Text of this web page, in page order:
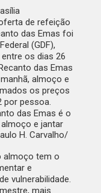
de refeição
das Emas foi
(GDF),
os dias 26
das Emas
almoço e
os preços
por pessoa.
das Emas é o
e jantar
H. Carvalho/
almoço tem o
e
vulnerabilidade.
mais